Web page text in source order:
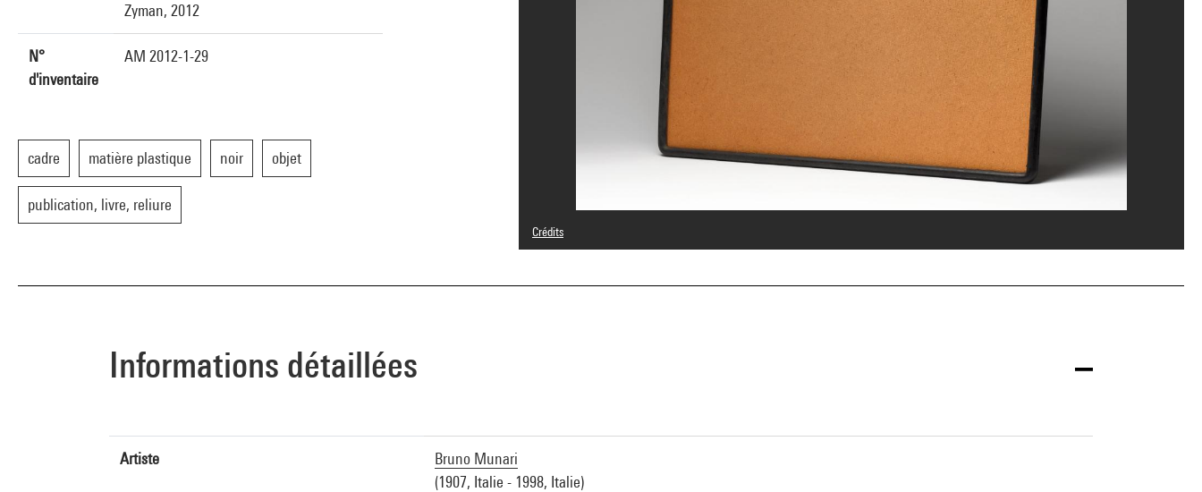
Zyman, 2012
N°
d'inventaire
AM 2012-1-29
cadre matière plastique noir objet
publication, livre, reliure
Crédits
© Bruno Munari Heirs, under licence from Maurizio Corraini srl
Réf. image : 4N42436
Informations détaillées
Artiste
Bruno Munari
(1907, Italie - 1998, Italie)